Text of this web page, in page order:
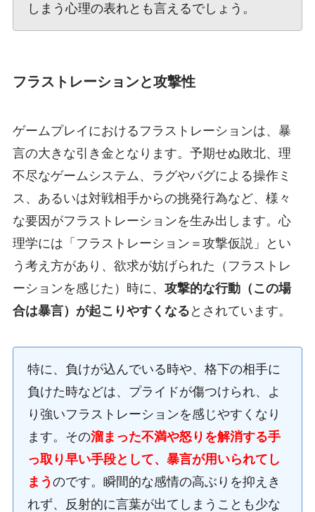
しまう心理の表れとも言えるでしょう。
フラストレーションと攻撃性
ゲームプレイにおけるフラストレーションは、暴
言の大きな引き金となります。予期せぬ敗北、理
不尽なゲームシステム、ラグやバグによる操作ミ
ス、あるいは対戦相手からの挑発行為など、様々
な要因がフラストレーションを生み出します。心
理学には「フラストレーション＝攻撃仮説」とい
う考え方があり、欲求が妨げられた（フラストレ
ーションを感じた）時に、 攻撃的な行動（この場
合は暴言）が起こりやすくなる とされています。
特に、負けが込んでいる時や、格下の相手に
負けた時などは、プライドが傷つけられ、よ
り強いフラストレーションを感じやすくなり
ます。その溜まった不満や怒りを解消する手
っ取り早い手段として、暴言が用いられてし
まう のです。瞬間的な感情の高ぶりを抑えき
れず、反射的に言葉が出てしまうことも少な